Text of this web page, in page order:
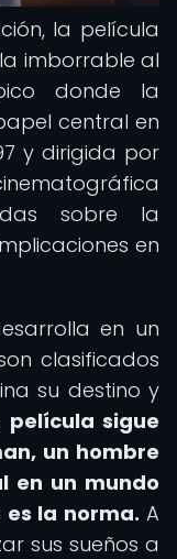
la película
imborrable al
donde la
central en
y dirigida por
sobre la
en
en un
clasificados
su destino y
película sigue
un hombre
en un mundo
la norma. A
sus sueños a